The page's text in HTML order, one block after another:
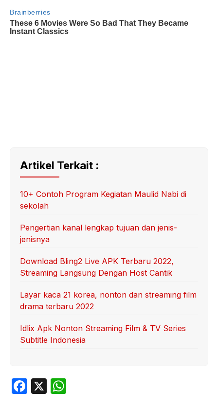
Artikel Terkait :
10+ Contoh Program Kegiatan Maulid Nabi di
sekolah
Pengertian kanal lengkap tujuan dan jenis-
jenisnya
Download Bling2 Live APK Terbaru 2022,
Streaming Langsung Dengan Host Cantik
Layar kaca 21 korea, nonton dan streaming film
drama terbaru 2022
Idlix Apk Nonton Streaming Film & TV Series
Subtitle Indonesia
F
X